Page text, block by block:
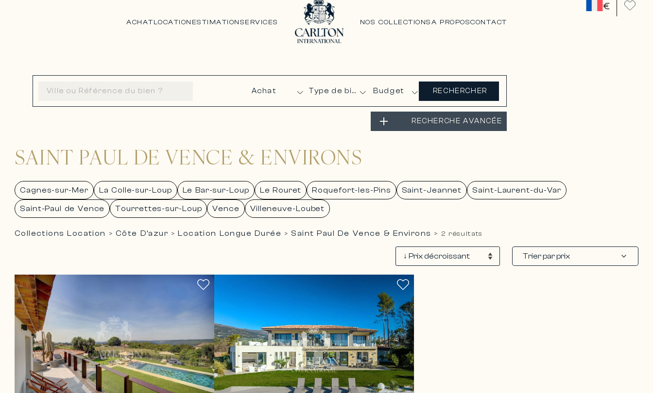
€
ACHATLOCATION ESTIMATIONSERVICES NOS COLLECTIONSA PROPOSCONTACT
Budget RECHERCHER
RECHERCHE AVANCÉE
SAINT PAUL DE VENCE & ENVIRONS
Cagnes-sur-Mer La Colle-sur-Loup Le Bar-sur-Loup Le Rouret Roquefort-les-Pins Saint-Jeannet Saint-Laurent-du-Var
Saint-Paul de Vence Tourrettes-sur-Loup Vence Villeneuve-Loubet
Collections Location >Côte D’azur > Location Longue Durée > Saint Paul De Vence & Environs > 2 résultats
Trier par prix